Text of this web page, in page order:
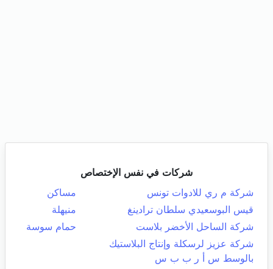
شركات في نفس الإختصاص
شركة م ري للادوات تونس
مساكن
قيس البوسعيدي سلطان ترادينغ
منيهلة
شركة الساحل الأخضر بلاست
حمام سوسة
شركة عزيز لرسكلة وإنتاج البلاستيك
بالوسط س أ ر ب ب س